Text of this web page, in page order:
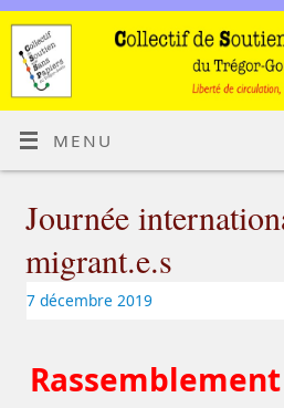
MENU
Journée
migrant.e.s
7 décembre 2019